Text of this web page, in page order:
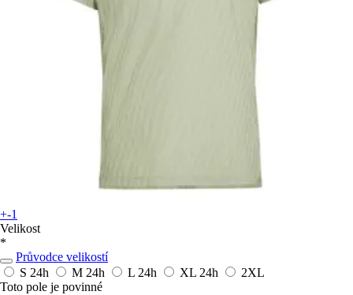
+-1
Velikost
*
Průvodce velikostí
S 24h M 24h L 24h XL 24h
2XL
Toto pole je povinné